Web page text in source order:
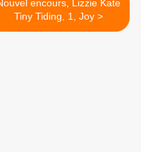
encours, Lizzie Kate
Tiny Tiding, 1, Joy >